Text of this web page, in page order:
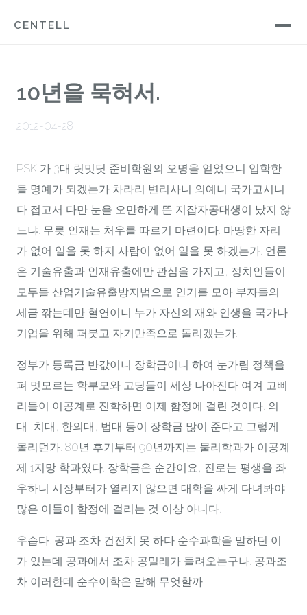
CENTELL
10년을 묵혀서.
2012-04-28
PSK 가 3대 릿밋딧 준비학원의 오명을 얻었으니 입학한
들 명예가 되겠는가 차라리 변리사니 의예니 국가고시니
다 접고서 다만 눈을 오만하게 뜬 지잡자공대생이 났지 않
느냐. 무릇 인재는 처우를 따르기 마련이다. 마땅한 자리
가 없어 일을 못 하지 사람이 없어 일을 못 하겠는가. 언론
은 기술유출과 인재유출에만 관심을 가지고, 정치인들이
모두들 산업기술유출방지법으로 인기를 모아 부자들의
세금 깎는데만 혈연이니 누가 자신의 재와 인생을 국가나
기업을 위해 퍼붓고 자기만족으로 돌리겠는가.
정부가 등록금 반값이니 장학금이니 하여 눈가림 정책을
펴 멋모르는 학부모와 고딩들이 세상 나아진다 여겨 고삐
리들이 이공계로 진학하면 이제 함정에 걸린 것이다. 의
대, 치대, 한의대, 법대 등이 장학금 많이 준다고 그렇게
몰리던가. 80년 후기부터 90년까지는 물리학과가 이공계
제 1지망 학과였다. 장학금은 순간이요, 진로는 평생을 좌
우하니 시장부터가 열리지 않으면 대학을 싸게 다녀봐야
많은 이들이 함정에 걸리는 것 이상 아니다.
우습다. 공과 조차 건전치 못 하다 순수과학을 말하던 이
가 있는데 공과에서 조차 공밀레가 들려오는구나. 공과조
차 이러한데 순수이학은 말해 무엇할까.